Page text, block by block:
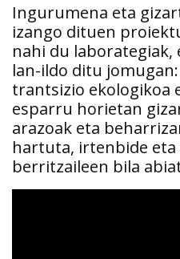
Ingurumena eta
izango dituen
nahi du
lan-ildo ditu
trantsizio ekologikoa
esparru horietan
arazoak eta
hartuta, irtenbide
berritzaileen bila